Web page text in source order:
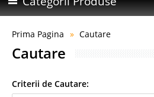
Prima Pagina Cautare
Cautare
Criterii de Cautare: